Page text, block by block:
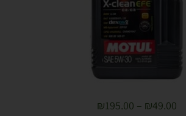
₪49.00
–
₪195.00